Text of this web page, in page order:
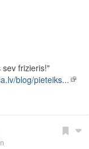
frizieris!"
blog/pieteiks...